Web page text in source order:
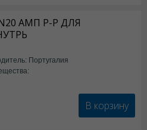
АМП Р-Р ДЛЯ
Португалия
В корзину